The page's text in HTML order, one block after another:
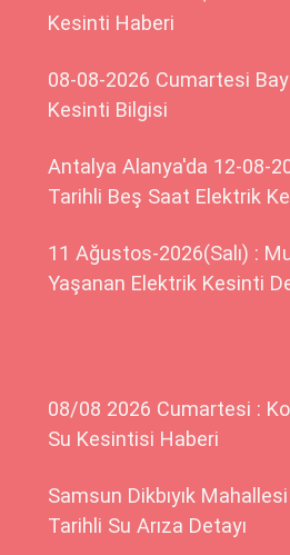
Kesinti Haberi
08-08-2026 Cumartesi
Kesinti Bilgisi
Antalya Alanya'da 12-08-
Tarihli Beş Saat Elektrik
11 Ağustos-2026(Salı) :
Yaşanan Elektrik Kesinti
08/08 2026 Cumartesi :
Su Kesintisi Haberi
Samsun Dikbıyık
Tarihli Su Arıza Detayı